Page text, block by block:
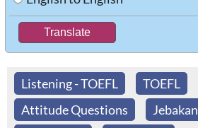
Listening - TOEFL
TOEFL
Attitude Questions
Jebakan